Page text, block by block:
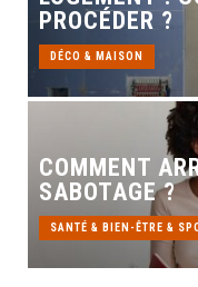
PROCÉDER ?
DÉCO & MAISON
COMMENT
SABOTAGE ?
SANTÉ & BIEN-ÊTRE &